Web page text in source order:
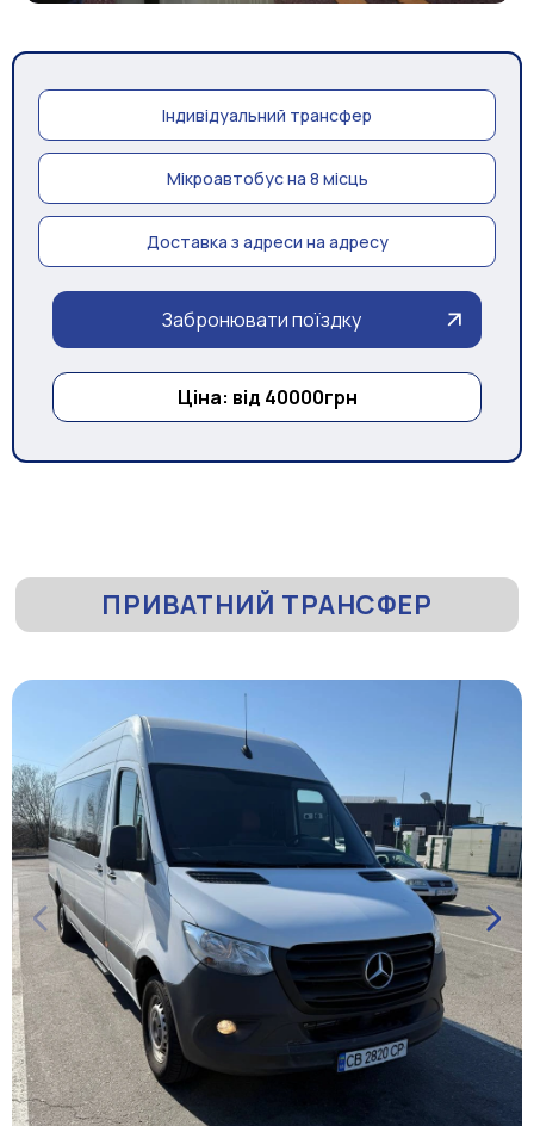
Індивідуальний трансфер
Мікроавтобус на 8 місць
Доставка з адреси на адресу
Забронювати поїздку
Ціна: від 40000грн
ПРИВАТНИЙ ТРАНСФЕР